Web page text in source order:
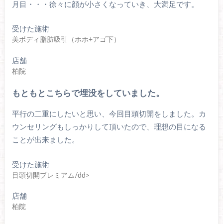
月目・・・徐々に顔が小さくなっていき、大満足です。
受けた施術
美ボディ脂肪吸引（ホホ+アゴ下）
店舗
柏院
もともとこちらで埋没をしていました。
平行の二重にしたいと思い、今回目頭切開をしました。カ
ウンセリングもしっかりして頂いたので、理想の目になる
ことが出来ました。
受けた施術
目頭切開プレミアム/dd>
店舗
柏院